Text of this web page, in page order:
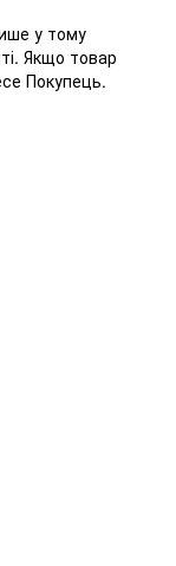
у тому
Якщо товар
Покупець.